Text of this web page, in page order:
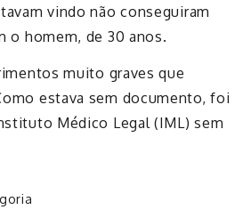
vindo não conseguiram
o homem, de 30 anos.
muito graves que
estava sem documento, foi
Médico Legal (IML) sem